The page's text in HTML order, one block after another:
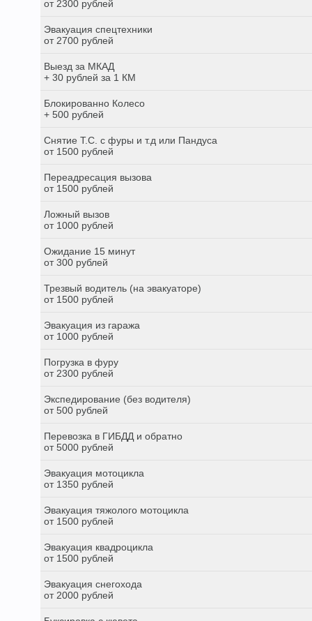
от 2300 рублей
Эвакуация спецтехники
от 2700 рублей
Выезд за МКАД
+ 30 рублей за 1 КМ
Блокированно Колесо
+ 500 рублей
Снятие Т.С. с фуры и т.д или Пандуса
от 1500 рублей
Переадресация вызова
от 1500 рублей
Ложный вызов
от 1000 рублей
Ожидание 15 минут
от 300 рублей
Трезвый водитель (на эвакуаторе)
от 1500 рублей
Эвакуация из гаража
от 1000 рублей
Погрузка в фуру
от 2300 рублей
Экспедирование (без водителя)
от 500 рублей
Перевозка в ГИБДД и обратно
от 5000 рублей
Эвакуация мотоцикла
от 1350 рублей
Эвакуация тяжолого мотоцикла
от 1500 рублей
Эвакуация квадроцикла
от 1500 рублей
Эвакуация снегохода
от 2000 рублей